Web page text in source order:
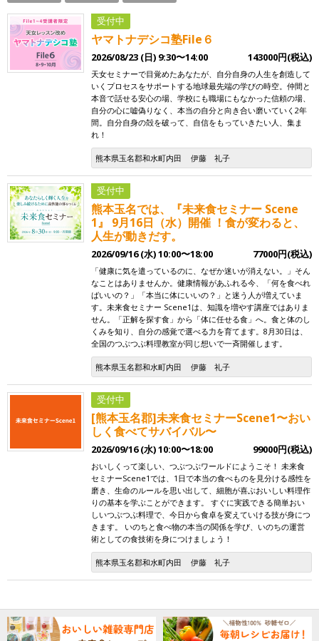
受付中
ヤマトナデシコ塾File６
2026/08/23 (日) 9:30〜14:00 143000円(税込)
天女セミナーで目覚めたあなたが、自分自身の人生を創造して
いくプロセスをサポートする地球最先端の学びの時空。仲間と
本音で話せる安心の場、学校にも職場にもなかった信頼の場、
自分の心に嘘偽りなく、本当の自分と向き合い磨いていく2年
間。自分自身の殻を破って、自信をもっていきたい人、集ま
れ！
熊本県玉名郡和水町内田 伊藤 礼子
受付中
熊本玉名では、『未来食セミナー Scene
1』 9月16日（水）開催 ！食が変わると、
人生が動きだす。
2026/09/16 (水) 10:00〜18:00 77000円(税込)
「健康に気を遣っているのに、なぜか迷いが消えない。」そん
なことはありませんか。健康情報があふれる今、「何を食べれ
ばいいの？」「本当に体にいいの？」と迷う人が増えていま
す。未来食セミナー Scene1は、知識を増やす講座ではありま
せん。「正解を探す食」から「体に任せる食」へ。食と体のし
くみを知り、自分の感覚で選べる力を育てます。8月30日は、
全国のつぶつぶ料理教室が同じ想いで一斉開催します。
熊本県玉名郡和水町内田 伊藤 礼子
受付中
[熊本玉名郡]未来食セミナーScene1〜おい
しく食べてサバイバル〜
2026/09/16 (水) 10:00〜18:00 99000円(税込)
おいしくって楽しい、つぶつぶワールドにようこそ！ 未来食
セミナーScene1では、1日で本当の食べものを見分ける感性を
磨き、生命のルールを思い出して、細胞が喜ぶおいしい料理作
りの基本を学ぶことができます。 すぐに実践できる簡単おい
しいつぶつぶ料理で、今日から食卓を変えていける技が身につ
きます。 いのちと食べ物の本当の関係を学び、いのちの運営
術としての食技術を身につけましょう！
熊本県玉名郡和水町内田 伊藤 礼子